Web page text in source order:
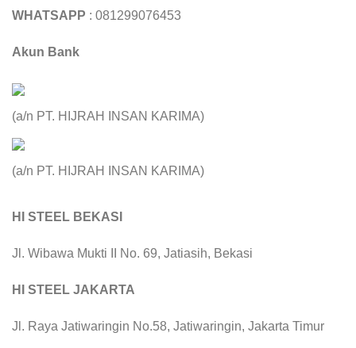
WHATSAPP : 081299076453
Akun Bank
(a/n PT. HIJRAH INSAN KARIMA)
(a/n PT. HIJRAH INSAN KARIMA)
HI STEEL BEKASI
Jl. Wibawa Mukti II No. 69, Jatiasih, Bekasi
HI STEEL JAKARTA
Jl. Raya Jatiwaringin No.58, Jatiwaringin, Jakarta Timur